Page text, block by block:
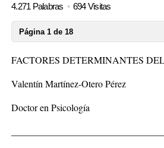
4.271 Palabras
694 Visitas
Página 1 de 18
FACTORES DETERMINANTES
Valentín Martínez-Otero Pérez
Doctor en Psicología